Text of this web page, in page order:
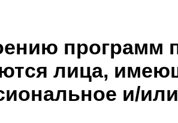
программ
лица,
и/